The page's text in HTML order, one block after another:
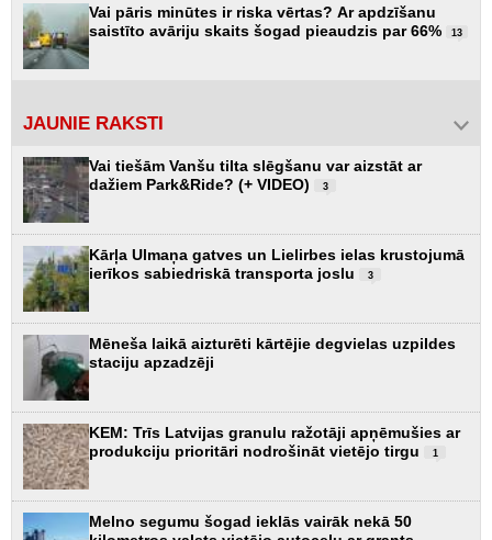
Vai pāris minūtes ir riska vērtas? Ar apdzīšanu
saistīto avāriju skaits šogad pieaudzis par 66%
13
JAUNIE RAKSTI
Vai tiešām Vanšu tilta slēgšanu var aizstāt ar
dažiem Park&Ride? (+ VIDEO)
3
Kārļa Ulmaņa gatves un Lielirbes ielas krustojumā
ierīkos sabiedriskā transporta joslu
3
Mēneša laikā aizturēti kārtējie degvielas uzpildes
staciju apzadzēji
KEM: Trīs Latvijas granulu ražotāji apņēmušies ar
produkciju prioritāri nodrošināt vietējo tirgu
1
Melno segumu šogad ieklās vairāk nekā 50